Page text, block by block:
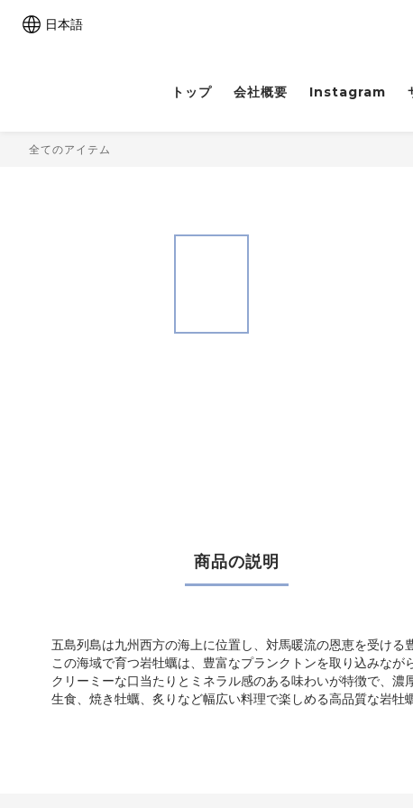
日本語
トップ 会社概要 Instagram
全てのアイテム
商品の説明
五島列島は九州西方の海上に位置し、対馬暖流の恩恵を受ける
この海域で育つ岩牡蠣は、豊富なプランクトンを取り込みなが
クリーミーな口当たりとミネラル感のある味わいが特徴で、濃
生食、焼き牡蠣、炙りなど幅広い料理で楽しめる高品質な岩牡